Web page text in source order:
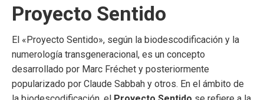
Proyecto Sentido
El «Proyecto Sentido», según la biodescodificación y la
numerología transgeneracional, es un concepto
desarrollado por Marc Fréchet y posteriormente
popularizado por Claude Sabbah y otros. En el ámbito de